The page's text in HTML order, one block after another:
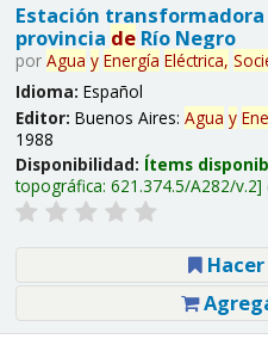
Estación transformadora
provincia deRío Negro
por Agua y Energía Eléctrica,
Idioma: Español
Editor: Buenos Aires: Agua y
1988
Disponibilidad: Ítems
topográfica: 621.374.5/A282/v.2
Hacer